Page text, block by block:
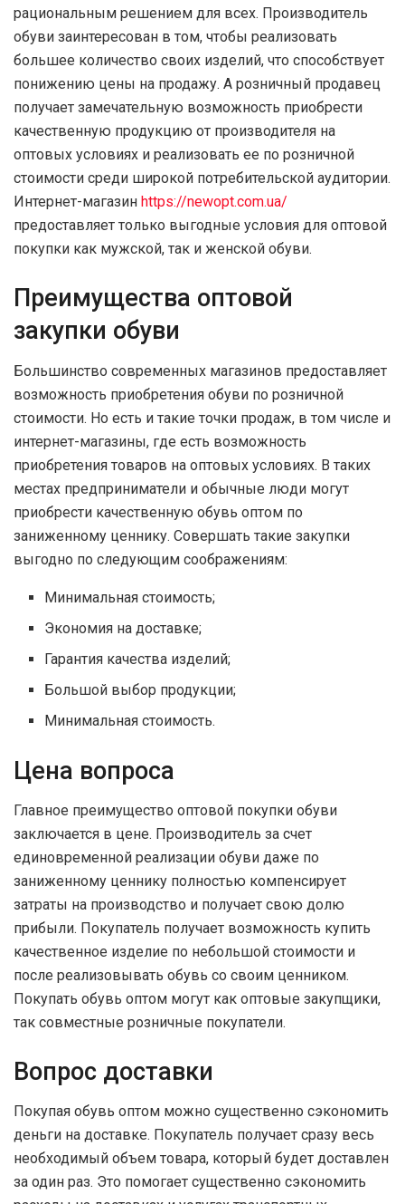
рациональным решением для всех. Производитель
обуви заинтересован в том, чтобы реализовать
большее количество своих изделий, что способствует
понижению цены на продажу. А розничный продавец
получает замечательную возможность приобрести
качественную продукцию от производителя на
оптовых условиях и реализовать ее по розничной
стоимости среди широкой потребительской аудитории.
Интернет-магазин https://newopt.com.ua/
предоставляет только выгодные условия для оптовой
покупки как мужской, так и женской обуви.
Преимущества оптовой
закупки обуви
Большинство современных магазинов предоставляет
возможность приобретения обуви по розничной
стоимости. Но есть и такие точки продаж, в том числе и
интернет-магазины, где есть возможность
приобретения товаров на оптовых условиях. В таких
местах предприниматели и обычные люди могут
приобрести качественную обувь оптом по
заниженному ценнику. Совершать такие закупки
выгодно по следующим соображениям:
Минимальная стоимость;
Экономия на доставке;
Гарантия качества изделий;
Большой выбор продукции;
Минимальная стоимость.
Цена вопроса
Главное преимущество оптовой покупки обуви
заключается в цене. Производитель за счет
единовременной реализации обуви даже по
заниженному ценнику полностью компенсирует
затраты на производство и получает свою долю
прибыли. Покупатель получает возможность купить
качественное изделие по небольшой стоимости и
после реализовывать обувь со своим ценником.
Покупать обувь оптом могут как оптовые закупщики,
так совместные розничные покупатели.
Вопрос доставки
Покупая обувь оптом можно существенно сэкономить
деньги на доставке. Покупатель получает сразу весь
необходимый объем товара, который будет доставлен
за один раз. Это помогает существенно сэкономить